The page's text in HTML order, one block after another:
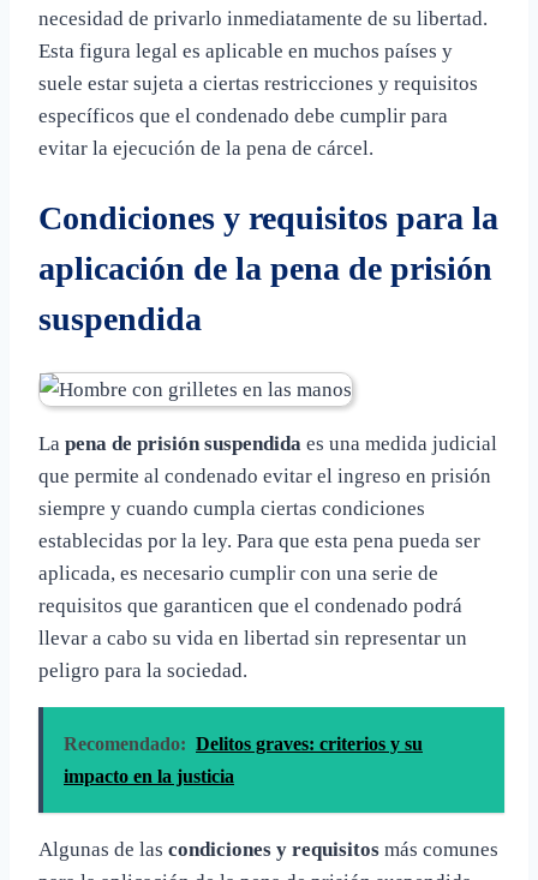
necesidad de privarlo inmediatamente de su libertad.
Esta figura legal es aplicable en muchos países y
suele estar sujeta a ciertas restricciones y requisitos
específicos que el condenado debe cumplir para
evitar la ejecución de la pena de cárcel.
Condiciones y requisitos para la
aplicación de la pena de prisión
suspendida
La pena de prisión suspendida es una medida judicial
que permite al condenado evitar el ingreso en prisión
siempre y cuando cumpla ciertas condiciones
establecidas por la ley. Para que esta pena pueda ser
aplicada, es necesario cumplir con una serie de
requisitos que garanticen que el condenado podrá
llevar a cabo su vida en libertad sin representar un
peligro para la sociedad.
Recomendado: Delitos graves: criterios y su
impacto en la justicia
Algunas de las condiciones y requisitos más comunes